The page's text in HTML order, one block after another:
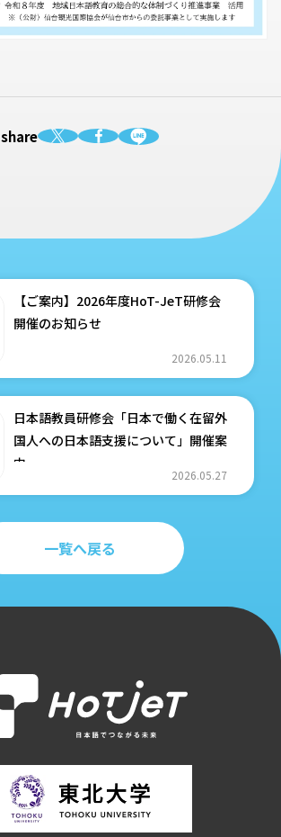
share
【ご案内】2026年度HoT-JeT研修会
開催のお知らせ
2026.05.11
日本語教員研修会「日本で働く在留外
国人への日本語支援について」開催案
内
2026.05.27
一覧へ戻る